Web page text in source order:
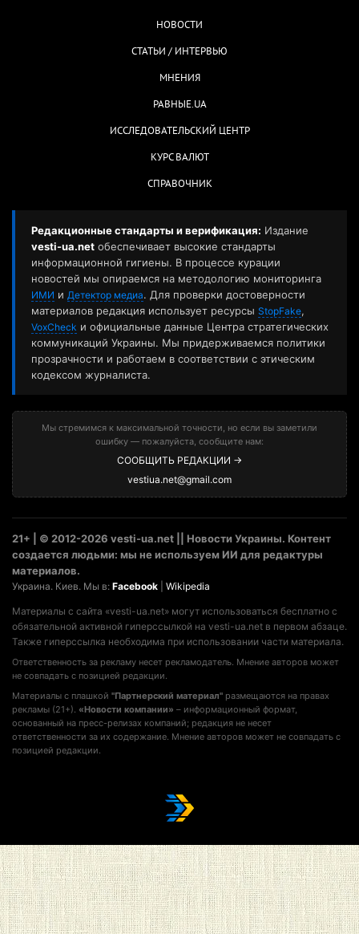
НОВОСТИ
СТАТЬИ / ИНТЕРВЬЮ
МНЕНИЯ
РАВНЫЕ.UA
ИССЛЕДОВАТЕЛЬСКИЙ ЦЕНТР
КУРС ВАЛЮТ
СПРАВОЧНИК
Редакционные стандарты и верификация: Издание
vesti-ua.net обеспечивает высокие стандарты
информационной гигиены. В процессе курации
новостей мы опираемся на методологию мониторинга
ИМИ и Детектор медиа. Для проверки достоверности
материалов редакция использует ресурсы StopFake,
VoxCheck и официальные данные Центра стратегических
коммуникаций Украины. Мы придерживаемся политики
прозрачности и работаем в соответствии с этическим
кодексом журналиста.
Мы стремимся к максимальной точности, но если вы заметили
ошибку — пожалуйста, сообщите нам:
СООБЩИТЬ РЕДАКЦИИ →
vestiua.net@gmail.com
21+ | © 2012-2026 vesti-ua.net || Новости Украины. Контент
создается людьми: мы не используем ИИ для редактуры
материалов.
Украина. Киев. Мы в: Facebook Wikipedia
Материалы с сайта «vesti-ua.net» могут использоваться бесплатно с
обязательной активной гиперссылкой на vesti-ua.net в первом абзаце.
Также гиперссылка необходима при использовании части материала.
Ответственность за рекламу несет рекламодатель. Мнение авторов может
не совпадать с позицией редакции.
Материалы с плашкой "Партнерский материал" размещаются на правах
рекламы (21+). «Новости компании» – информационный формат,
основанный на пресс-релизах компаний; редакция не несет
ответственности за их содержание. Мнение авторов может не совпадать с
позицией редакции.